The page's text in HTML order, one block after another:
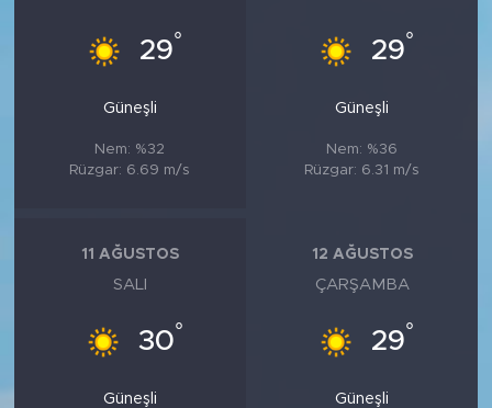
29°
Güneşli
Nem: %32
Rüzgar: 6.69 m/s
29°
Güneşli
Nem: %36
Rüzgar: 6.31 m/s
11 AĞUSTOS
SALI
30°
Güneşli
12 AĞUSTOS
ÇARŞAMBA
29°
Güneşli